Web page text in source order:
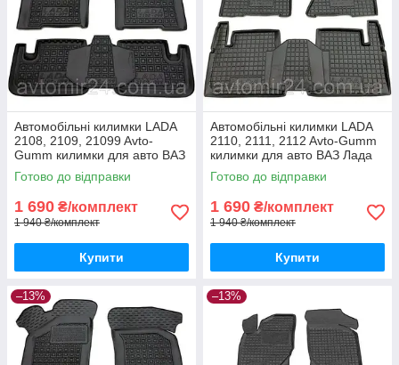
Автомобільні килимки LADA
2108, 2109, 21099 Avto-
Gumm килимки для авто ВАЗ
Лада 2108, 2109, 21099
Автогум
Готово до відправки
1 690 ₴/комплект
1 940 ₴/комплект
Купити
Автомобільні килимки LADA
2110, 2111, 2112 Avto-Gumm
килимки для авто ВАЗ Лада
2110, 2111, 2112 Автогум
Готово до відправки
1 690 ₴/комплект
1 940 ₴/комплект
Купити
–13% –13%